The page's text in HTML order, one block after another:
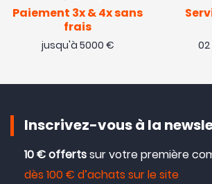
Paiement 3x & 4x sans
frais
jusqu'à 5000 € 02
Inscrivez-vous à la
10 € offertssur votre première
dès 100 € d’achats sur le site